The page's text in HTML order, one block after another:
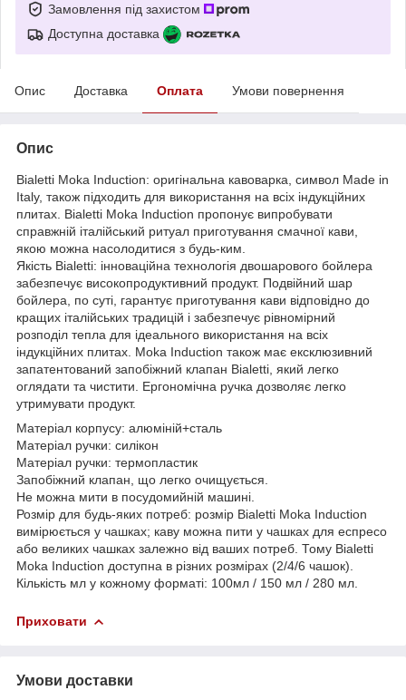
Замовлення під захистом
Доступна доставка
Опис Доставка Оплата Умови повернення
Опис
Bialetti Moka Induction: оригінальна кавоварка, символ Made in
Italy, також підходить для використання на всіх індукційних
плитах. Bialetti Moka Induction пропонує випробувати
справжній італійський ритуал приготування смачної кави,
якою можна насолодитися з будь-ким.
Якість Bialetti: інноваційна технологія двошарового бойлера
забезпечує високопродуктивний продукт. Подвійний шар
бойлера, по суті, гарантує приготування кави відповідно до
кращих італійських традицій і забезпечує рівномірний
розподіл тепла для ідеального використання на всіх
індукційних плитах. Moka Induction також має ексклюзивний
запатентований запобіжний клапан Bialetti, який легко
оглядати та чистити. Ергономічна ручка дозволяє легко
утримувати продукт.
Матеріал корпусу: алюміній+сталь
Матеріал ручки: силікон
Матеріал ручки: термопластик
Запобіжний клапан, що легко очищується.
Не можна мити в посудомийній машині.
Розмір для будь-яких потреб: розмір Bialetti Moka Induction
вимірюється у чашках; каву можна пити у чашках для еспресо
або великих чашках залежно від ваших потреб. Тому Bialetti
Moka Induction доступна в різних розмірах (2/4/6 чашок).
Кількість мл у кожному форматі: 100мл / 150 мл / 280 мл.
Приховати
Умови доставки